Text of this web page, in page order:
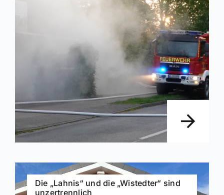
Die „Lahnis“ und die „Wistedter“ sind
unzertrennlich